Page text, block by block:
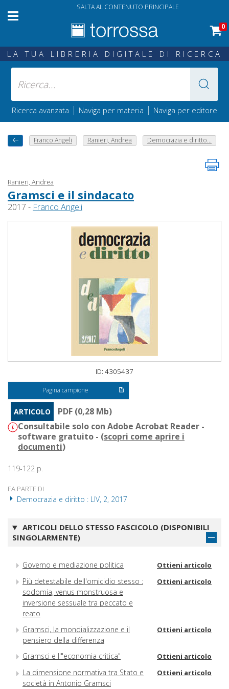
SALTA AL CONTENUTO PRINCIPALE
0
LA TUA LIBRERIA DIGITALE DI RICERCA
Ricerca avanzata | Naviga per materia | Naviga per editore
Franco Angeli Ranieri, Andrea Democrazia e diritto...
Ranieri, Andrea
Gramsci e il sindacato
2017 - Franco Angeli
ID: 4305437
Pagina campione
ARTICOLO
PDF (0,28 Mb)
Consultabile solo con Adobe Acrobat Reader -
software gratuito - (scopri come aprire i
documenti)
119-122 p.
FA PARTE DI
Democrazia e diritto : LIV, 2, 2017
ARTICOLI DELLO STESSO FASCICOLO (DISPONIBILI
SINGOLARMENTE)
Governo e mediazione politica Ottieni articolo
Più detestabile dell'omicidio stesso :
sodomia, venus monstruosa e
inversione sessuale tra peccato e
reato
Ottieni articolo
Gramsci, la mondializzazione e il
pensiero della differenza
Ottieni articolo
Gramsci e l'"economia critica" Ottieni articolo
La dimensione normativa tra Stato e
società in Antonio Gramsci
Ottieni articolo